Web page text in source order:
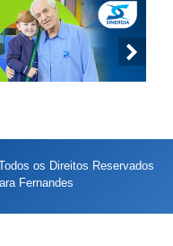
os Direitos Reservados
Fernandes